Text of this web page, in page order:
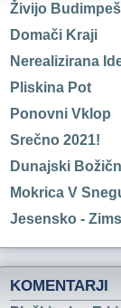
Živijo
Domači Kraji
Nerealizirana
Pliskina Pot
Ponovni Vklop
Srečno 2021!
Dunajski
Mokrica V
Jesensko -
KOMENTARJI